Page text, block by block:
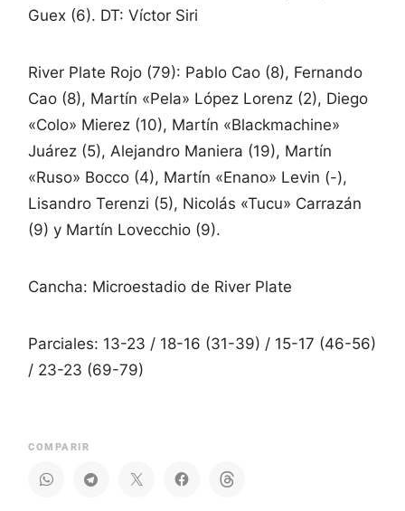
Guex (6). DT: Víctor Siri
River Plate Rojo (79): Pablo Cao (8), Fernando
Cao (8), Martín «Pela» López Lorenz (2), Diego
«Colo» Mierez (10), Martín «Blackmachine»
Juárez (5), Alejandro Maniera (19), Martín
«Ruso» Bocco (4), Martín «Enano» Levin (-),
Lisandro Terenzi (5), Nicolás «Tucu» Carrazán
(9) y Martín Lovecchio (9).
Cancha: Microestadio de River Plate
Parciales: 13-23 / 18-16 (31-39) / 15-17 (46-56)
/ 23-23 (69-79)
COMPARIR